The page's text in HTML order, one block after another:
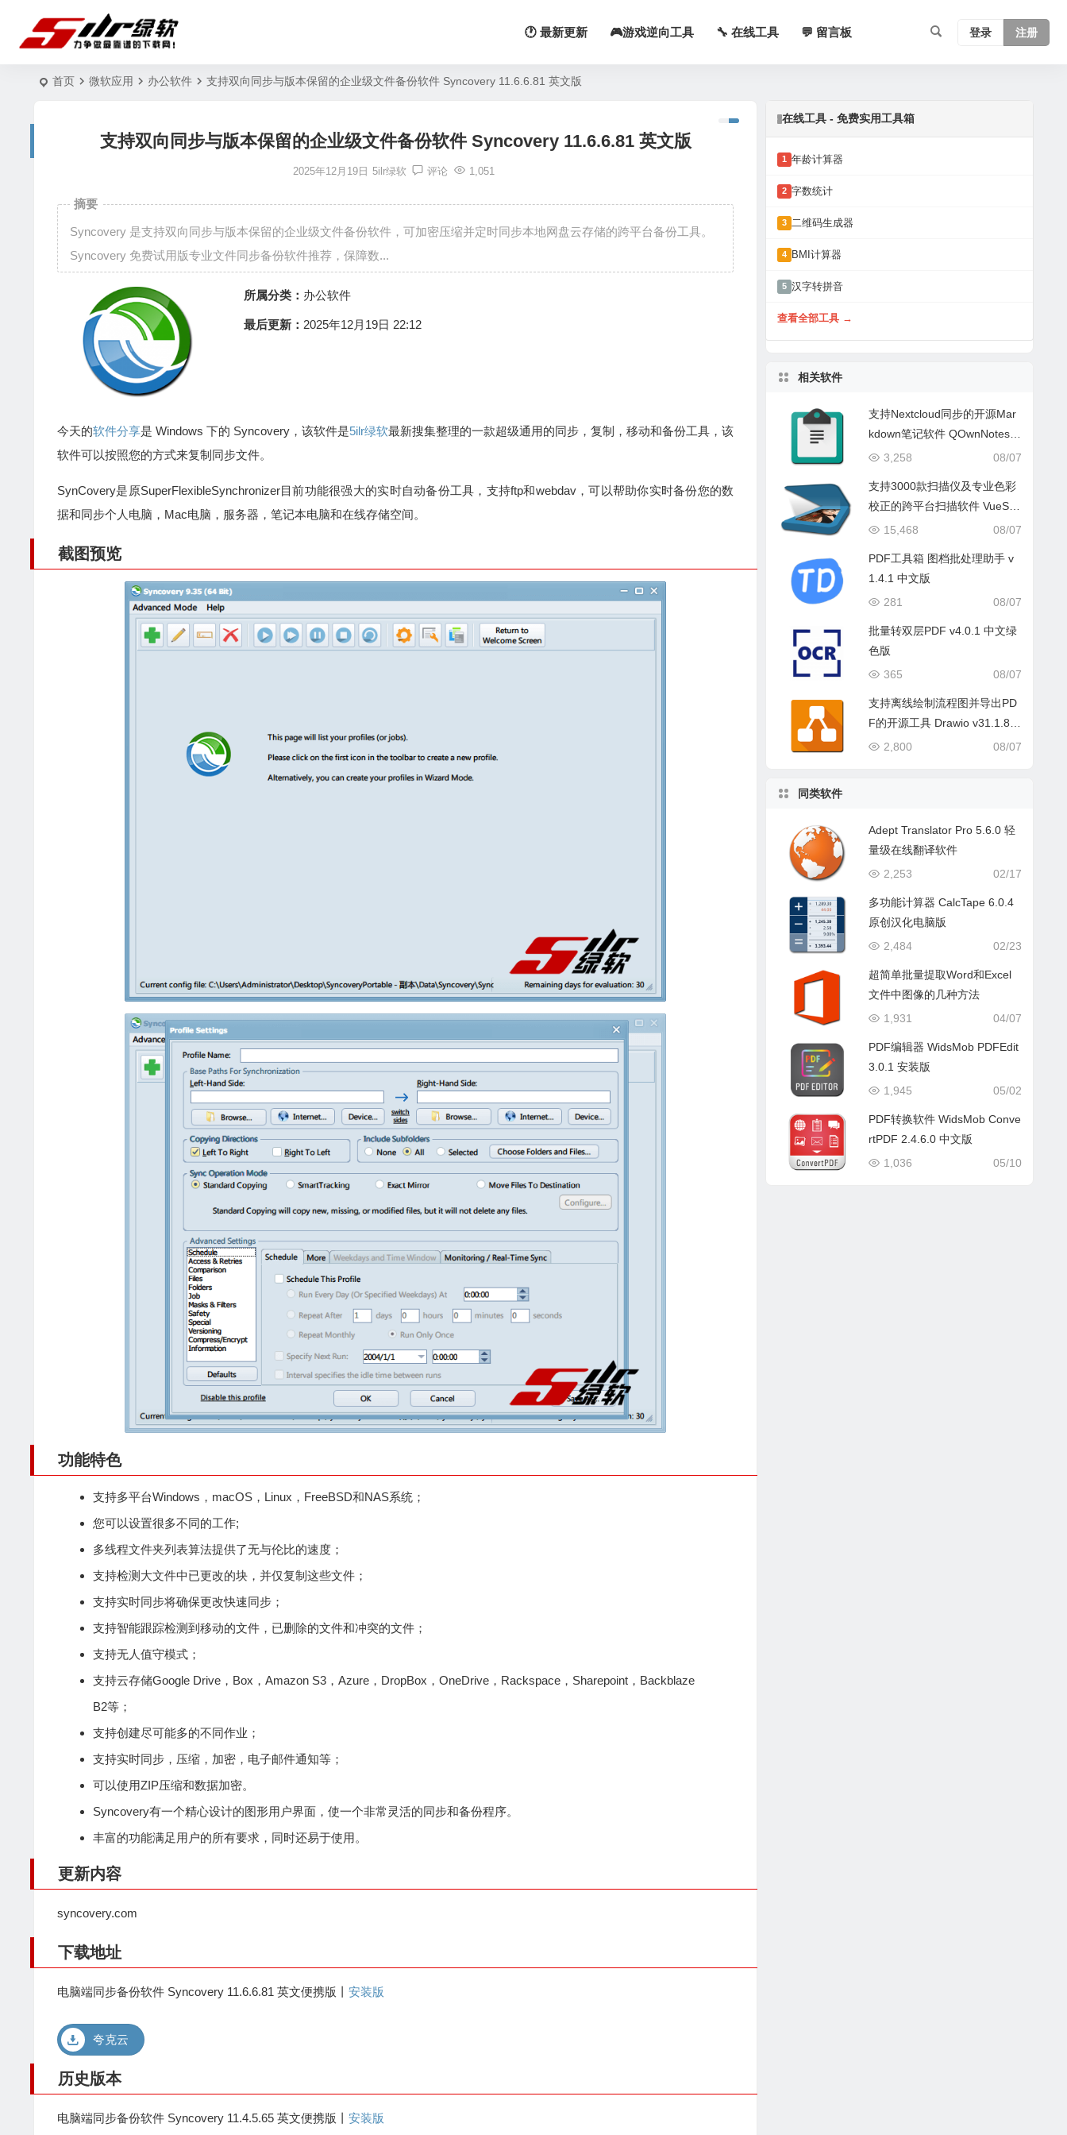
🕐 最新更新 🎮游戏逆向工具 🔧 在线工具 💬 留言板 登录 注册
首页 微软应用 办公软件 支持双向同步与版本保留的企业级文件备份软件 Syncovery 11.6.6.81 英文版
支持双向同步与版本保留的企业级文件备份软件 Syncovery 11.6.6.81 英文版
2025年12月19日 5ilr绿软 评论 1,051
摘要
Syncovery 是支持双向同步与版本保留的企业级文件备份软件，可加密压缩并定时同步本地网盘云存储的跨平台备份工具。
Syncovery 免费试用版专业文件同步备份软件推荐，保障数...
所属分类： 办公软件
最后更新： 2025年12月19日 22:12
今天的软件分享是 Windows 下的 Syncovery，该软件是5ilr绿软最新搜集整理的一款超级通用的同步，复制，移动和备份工具，该
软件可以按照您的方式来复制同步文件。
SynCovery是原SuperFlexibleSynchronizer目前功能很强大的实时自动备份工具，支持ftp和webdav，可以帮助你实时备份您的数
据和同步个人电脑，Mac电脑，服务器，笔记本电脑和在线存储空间。
截图预览
功能特色
支持多平台Windows，macOS，Linux，FreeBSD和NAS系统；
您可以设置很多不同的工作;
多线程文件夹列表算法提供了无与伦比的速度；
支持检测大文件中已更改的块，并仅复制这些文件；
支持实时同步将确保更改快速同步；
支持智能跟踪检测到移动的文件，已删除的文件和冲突的文件；
支持无人值守模式；
支持云存储Google Drive，Box，Amazon S3，Azure，DropBox，OneDrive，Rackspace，Sharepoint，Backblaze
B2等；
支持创建尽可能多的不同作业；
支持实时同步，压缩，加密，电子邮件通知等；
可以使用ZIP压缩和数据加密。
Syncovery有一个精心设计的图形用户界面，使一个非常灵活的同步和备份程序。
丰富的功能满足用户的所有要求，同时还易于使用。
更新内容
syncovery.com
下载地址
电脑端同步备份软件 Syncovery 11.6.6.81 英文便携版丨 安装版
夸克云
历史版本
电脑端同步备份软件 Syncovery 11.4.5.65 英文便携版丨 安装版
在线工具 - 免费实用工具箱
1 年龄计算器
2 字数统计
3 二维码生成器
4 BMI计算器
5 汉字转拼音
查看全部工具 →
相关软件
支持Nextcloud同步的开源Mar
kdown笔记软件 QOwnNotes v
26.8.2 中文版
08/07
3,258
支持3000款扫描仪及专业色彩
校正的跨平台扫描软件 VueSca
n Pro 9.8.56.12 中文版
08/07
15,468
PDF工具箱 图档批处理助手 v
1.4.1 中文版
08/07
281
批量转双层PDF v4.0.1 中文绿
色版
08/07
365
支持离线绘制流程图并导出PD
F的开源工具 Drawio v31.1.8
中文版
08/07
2,800
同类软件
Adept Translator Pro 5.6.0 轻
量级在线翻译软件
02/17
2,253
多功能计算器 CalcTape 6.0.4
原创汉化电脑版
02/23
2,484
超简单批量提取Word和Excel
文件中图像的几种方法
04/07
1,931
PDF编辑器 WidsMob PDFEdit
3.0.1 安装版
05/02
1,945
PDF转换软件 WidsMob Conve
rtPDF 2.4.6.0 中文版
05/10
1,036